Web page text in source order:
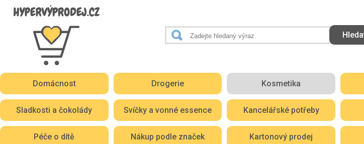
Domácnost Drogerie Kosmetika
Sladkosti a čokolády Svíčky a vonné essence Kancelářské potřeby
Péče o dítě Nákup podle značek Kartonový prodej